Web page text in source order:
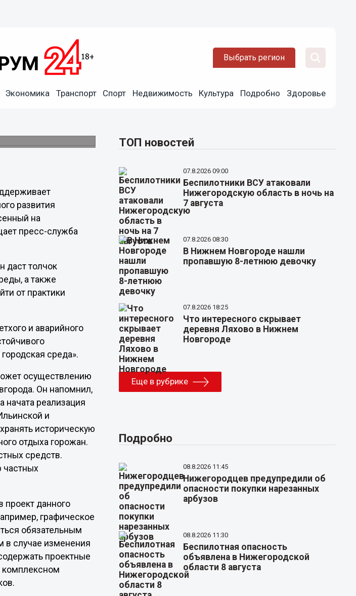
Выбрать регион
Экономика Транспорт Спорт Недвижимость Культура Подробно Здоровье
о
развития
на
пресс-служба
даст толчок
а также
от практики
и аварийного
среда».
осуществлению
Он напомнил,
начата реализация
и
историческую
отдыха горожан.
средств.
частных
проект данного
графическое
обязательным
в случае изменения
проектные
комплексном
ТОП новостей
07.8.2026 09:00
Беспилотники ВСУ атаковали
Нижегородскую область в ночь на
7 августа
07.8.2026 08:30
В Нижнем Новгороде нашли
пропавшую 8-летнюю девочку
07.8.2026 18:25
Что интересного скрывает
деревня Ляхово в Нижнем
Новгороде
Еще в рубрике
Подробно
08.8.2026 11:45
Нижегородцев предупредили об
опасности покупки нарезанных
арбузов
08.8.2026 11:30
Беспилотная опасность
объявлена в Нижегородской
области 8 августа